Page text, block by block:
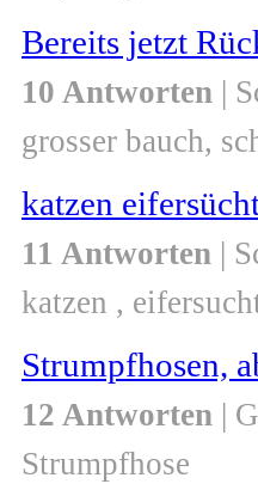
Bereits jetzt
10 Antworten |
grosser bauch,
katzen
11 Antworten |
katzen ,
Strumpfhosen,
12 Antworten |
Strumpfhose